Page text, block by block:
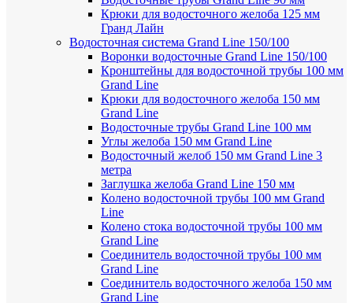
Крюки для водосточного желоба 125 мм
Гранд Лайн
Водосточная система Grand Line 150/100
Воронки водосточные Grand Line 150/100
Кронштейны для водосточной трубы 100 мм
Grand Line
Крюки для водосточного желоба 150 мм
Grand Line
Водосточные трубы Grand Line 100 мм
Углы желоба 150 мм Grand Line
Водосточный желоб 150 мм Grand Line 3
метра
Заглушка желоба Grand Line 150 мм
Колено водосточной трубы 100 мм Grand
Line
Колено стока водосточной трубы 100 мм
Grand Line
Соединитель водосточной трубы 100 мм
Grand Line
Соединитель водосточного желоба 150 мм
Grand Line